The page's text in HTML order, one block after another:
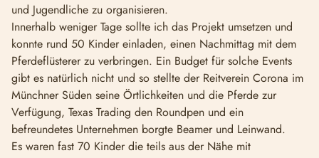
und Jugendliche zu organisieren.
Innerhalb weniger Tage sollte ich das Projekt umsetzen und
konnte rund 50 Kinder einladen, einen Nachmittag mit dem
Pferdeflüsterer zu verbringen. Ein Budget für solche Events
gibt es natürlich nicht und so stellte der Reitverein Corona im
Münchner Süden seine Örtlichkeiten und die Pferde zur
Verfügung, Texas Trading den Roundpen und ein
befreundetes Unternehmen borgte Beamer und Leinwand.
Es waren fast 70 Kinder die teils aus der Nähe mit